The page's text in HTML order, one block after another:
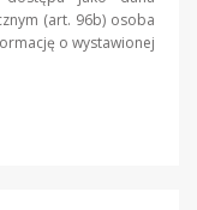
(art. 96b) osoba
o wystawionej